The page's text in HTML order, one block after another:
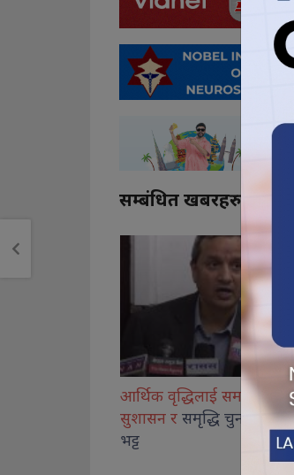
सम्बंधित खबरहरु
समावेशी नबनाए
समृद्धि चुनौतीपूर्ण : डा.
दशैं–तिहारको बीचमै
एनपीएलको तेस्रो